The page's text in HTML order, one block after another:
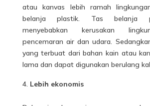
atau kanvas lebih ramah
belanja plastik. Tas belanja
menyebabkan kerusakan
pencemaran air dan udara.
yang terbuat dari bahan kain atau
lama dan dapat digunakan berulang
Lebih ekonomis